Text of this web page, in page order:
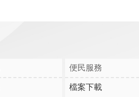
便民服務
檔案下載